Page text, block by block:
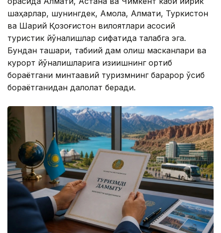
шаҳарлар, шунингдек, Ақмола, Алмати, Туркистон
ва Шарқий Қозоғистон вилоятлари асосий
туристик йўналишлар сифатида талабга эга.
Бундан ташқари, табиий дам олиш масканлари ва
курорт йўналишларига қизиқишнинг ортиб
бораётгани минтақавий туризмнинг барқарор ўсиб
бораётганидан далолат беради.